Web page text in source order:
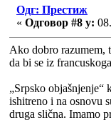
Одг: Престиж
« Одговор #8 у:
Ako dobro razumem,
da bi se iz
„Srpsko objašnjenje“
ishitreno i na osnovu
druga slična. Imamo